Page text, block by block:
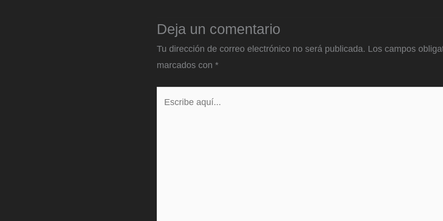
Deja un comentario
Tu dirección de correo electrónico no será publicada. Los campos
marcados con *